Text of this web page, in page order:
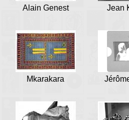
Alain Genest Jean
Mkarakara